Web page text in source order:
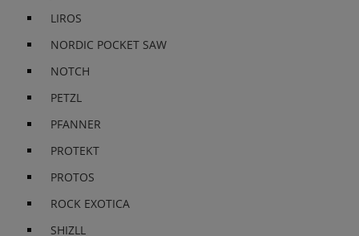
LIROS
NORDIC POCKET SAW
NOTCH
PETZL
PFANNER
PROTEKT
PROTOS
ROCK EXOTICA
SHIZLL